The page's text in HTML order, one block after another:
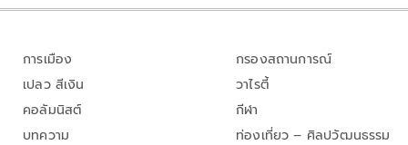
การเมือง
เปลว สีเงิน
คอลัมนิสต์
บทความ
กรองสถานการณ์
วาไรตี้
กีฬา
ท่องเที่ยว – ศิลปวัฒนธรรม